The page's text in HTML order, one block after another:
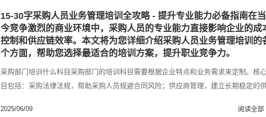
15-30字采购人员业务管理培训全攻略 - 提升专业能力必备指南在当
今竞争激烈的商业环境中，采购人员的专业能力直接影响企业的成
控制和供应链效率。本文将为您详细介绍采购人员业务管理培训的
个方面，帮助您选择最适合的培训方案，提升职业竞争力。
采购部门培训什么科目采购部门的培训科目需要根据企业特点和业务需求来定制。核
目包括：采购法律法规，帮助采购人员规避合同风险；供应商管理，建立长期稳定的供
2025/06/09 阅读全部